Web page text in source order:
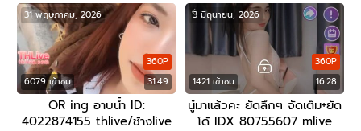
6079 เข้าชม 31:49
360P
31 พฤษภาคม, 2026
OR ing อาบน้ำ ID:
4022874155 thlive/ช้างlive
1421 เข้าชม 16:28
360P
3 มิถุนายน, 2026
นู๋มาแล้วคะ ยัดลึกๆ จัดเต็ม+ยัด
โด้ IDX 80755607 mlive